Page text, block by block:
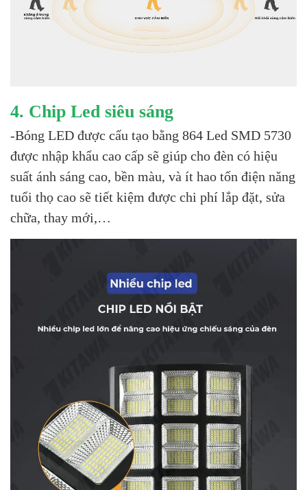
4. Chip Led siêu sáng
-Bóng LED được cấu tạo bằng 864 Led SMD 5730
được nhập khẩu cao cấp sẽ giúp cho đèn có hiệu
suất ánh sáng cao, bền màu, và ít hao tốn điện năng
tuổi thọ cao sẽ tiết kiệm được chi phí lắp đặt, sửa
chữa, thay mới,…